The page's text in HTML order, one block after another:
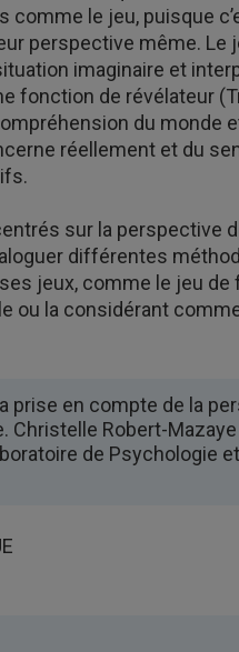
comme le jeu, puisque
perspective même. Le
imaginaire et
fonction de révélateur
du monde
réellement et du
sur la perspective
différentes
jeux, comme le jeu de
ou la considérant
prise en compte de la
Robert-Mazaye
de Psychologie